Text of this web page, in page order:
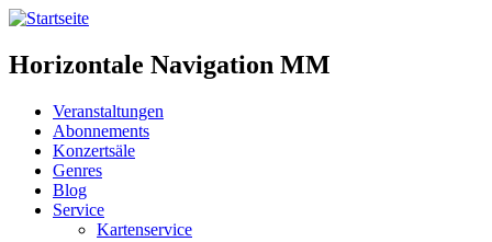
Horizontale Navigation MM
Veranstaltungen
Abonnements
Konzertsäle
Genres
Blog
Service
Kartenservice